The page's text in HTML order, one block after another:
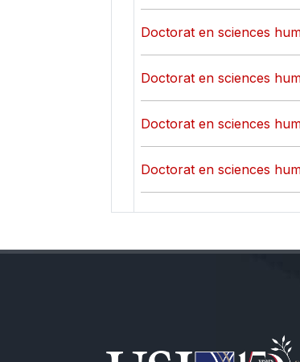
Doctorat en sciences
Doctorat en sciences
Doctorat en sciences
Doctorat en sciences